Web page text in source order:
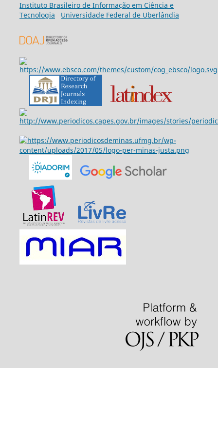
Instituto Brasileiro de Informação em Ciência e
Tecnologia
Universidade Federal de Uberlândia